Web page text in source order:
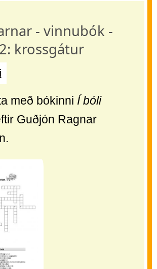
- vinnubók -
krossgátur
með bókinni Í bóli
Guðjón Ragnar